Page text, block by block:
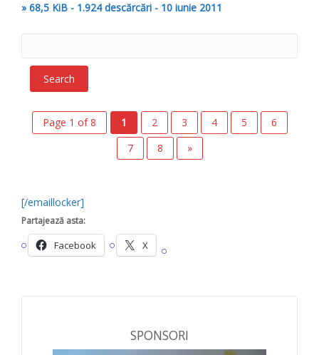
» 68,5 KiB - 1.924 descărcări - 10 iunie 2011
Page 1 of 8 1 2 3 4 5
6
7
8 »
[/emaillocker]
Partajează asta:
Facebook X
SPONSORI